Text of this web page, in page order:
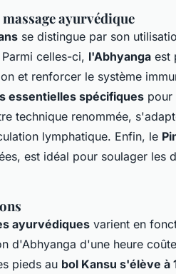
ayurvédique
se distingue par son
celles-ci, l'Abhyanga est
et renforcer le système
essentielles spécifiques pour
technique renommée,
lymphatique. Enfin, le
est idéal pour soulager les
ayurvédiques varient en
d'Abhyanga d'une heure
pieds au bol Kansu s'élève à